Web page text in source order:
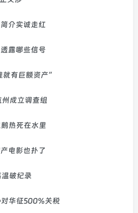
介实诚走红
露哪些信号
有巨额资产”
成立调查组
热死在水里
电影也扑了
破纪录
华征500%关税